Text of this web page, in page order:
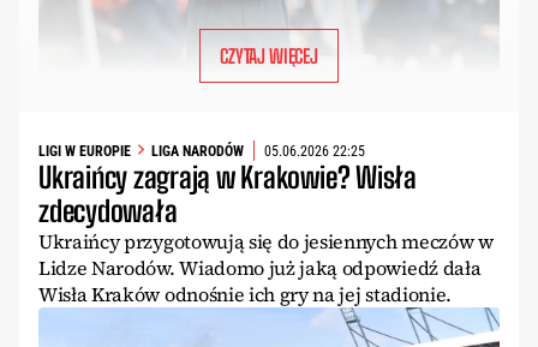
CZYTAJ WIĘCEJ
LIGI W EUROPIE LIGA NARODÓW 05.06.2026 22:25
Ukraińcy zagrają w Krakowie? Wisła
zdecydowała
Ukraińcy przygotowują się do jesiennych meczów w
Lidze Narodów. Wiadomo już jaką odpowiedź dała
Wisła Kraków odnośnie ich gry na jej stadionie.